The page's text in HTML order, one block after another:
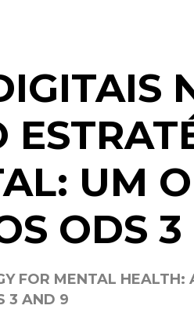
UM
ODS 3
FOR MENTAL HEALTH:
3 AND 9